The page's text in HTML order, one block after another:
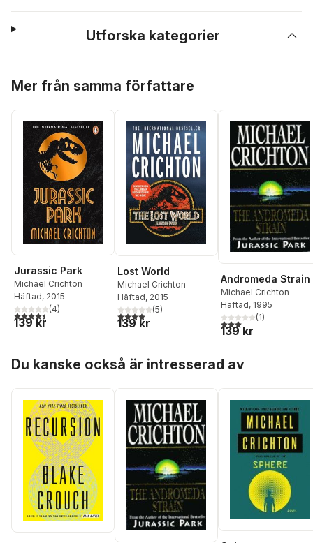
Utforska kategorier
Mer från samma författare
Jurassic Park
Michael Crichton
Häftad, 2015
4,5utav 5 stjärnor. Totalt antal röster:
(4)
139 kr
Lost World
Michael Crichton
Häftad, 2015
4,0utav 5 stjärnor. Totalt antal röster:
(5)
139 kr
Andromeda Strain
Michael Crichton
Häftad, 1995
3,0utav 5 stjärnor.
(1)
139 kr
Du kanske också är intresserad av